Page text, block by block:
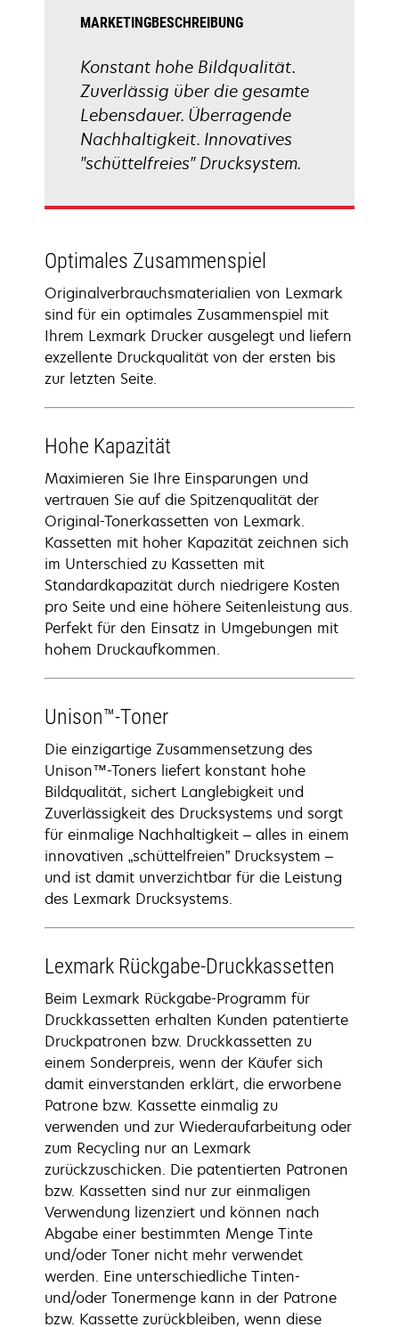
MARKETINGBESCHREIBUNG
Konstant hohe Bildqualität.
Zuverlässig über die gesamte
Lebensdauer. Überragende
Nachhaltigkeit. Innovatives
"schüttelfreies" Drucksystem.
Optimales Zusammenspiel
Originalverbrauchsmaterialien von Lexmark
sind für ein optimales Zusammenspiel mit
Ihrem Lexmark Drucker ausgelegt und liefern
exzellente Druckqualität von der ersten bis
zur letzten Seite.
Hohe Kapazität
Maximieren Sie Ihre Einsparungen und
vertrauen Sie auf die Spitzenqualität der
Original-Tonerkassetten von Lexmark.
Kassetten mit hoher Kapazität zeichnen sich
im Unterschied zu Kassetten mit
Standardkapazität durch niedrigere Kosten
pro Seite und eine höhere Seitenleistung aus.
Perfekt für den Einsatz in Umgebungen mit
hohem Druckaufkommen.
Unison™-Toner
Die einzigartige Zusammensetzung des
Unison™-Toners liefert konstant hohe
Bildqualität, sichert Langlebigkeit und
Zuverlässigkeit des Drucksystems und sorgt
für einmalige Nachhaltigkeit – alles in einem
innovativen „schüttelfreien” Drucksystem –
und ist damit unverzichtbar für die Leistung
des Lexmark Drucksystems.
Lexmark Rückgabe-Druckkassetten
Beim Lexmark Rückgabe-Programm für
Druckkassetten erhalten Kunden patentierte
Druckpatronen bzw. Druckkassetten zu
einem Sonderpreis, wenn der Käufer sich
damit einverstanden erklärt, die erworbene
Patrone bzw. Kassette einmalig zu
verwenden und zur Wiederaufarbeitung oder
zum Recycling nur an Lexmark
zurückzuschicken. Die patentierten Patronen
bzw. Kassetten sind nur zur einmaligen
Verwendung lizenziert und können nach
Abgabe einer bestimmten Menge Tinte
und/oder Toner nicht mehr verwendet
werden. Eine unterschiedliche Tinten-
und/oder Tonermenge kann in der Patrone
bzw. Kassette zurückbleiben, wenn diese